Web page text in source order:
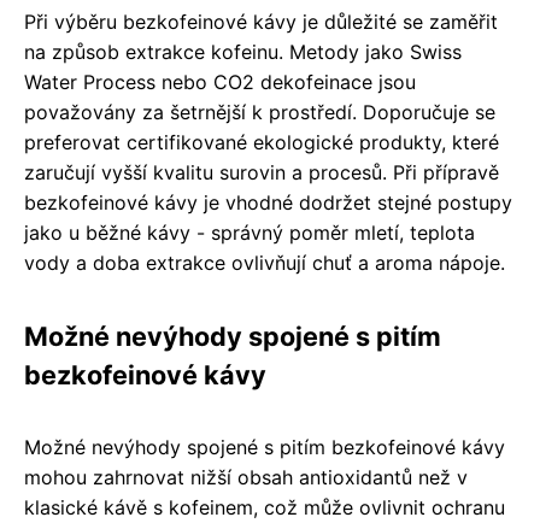
Při výběru bezkofeinové kávy je důležité se zaměřit
na způsob extrakce kofeinu. Metody jako Swiss
Water Process nebo CO2 dekofeinace jsou
považovány za šetrnější k prostředí. Doporučuje se
preferovat certifikované ekologické produkty, které
zaručují vyšší kvalitu surovin a procesů. Při přípravě
bezkofeinové kávy je vhodné dodržet stejné postupy
jako u běžné kávy - správný poměr mletí, teplota
vody a doba extrakce ovlivňují chuť a aroma nápoje.
Možné nevýhody spojené s pitím
bezkofeinové kávy
Možné nevýhody spojené s pitím bezkofeinové kávy
mohou zahrnovat nižší obsah antioxidantů než v
klasické kávě s kofeinem, což může ovlivnit ochranu